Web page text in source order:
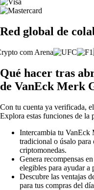
Red global de
Qué hacer tras
de VanEck Merk
Con tu cuenta ya verificada,
Explora estas funciones de la
Intercambia tu
tradicional o úsalo para
criptomonedas.
Genera recompensas
elegibles para ayudar a
Descubre las ventajas
para tus compras del